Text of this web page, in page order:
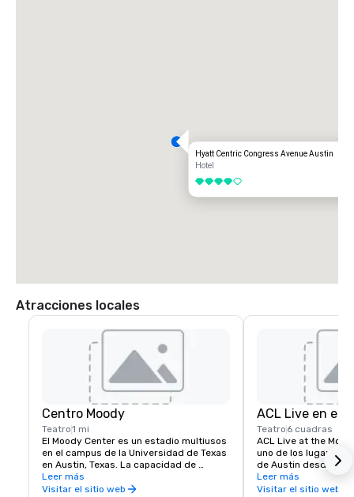
Hyatt Centric Congress Avenue Austin
Hotel
4 de 5
Atracciones locales
Centro Moody
Teatro1 mi
El Moody Center es un estadio multiusos
en el campus de la Universidad de Texas
en Austin, Texas. La capacidad de
asientos del estadio es de más de
15.000 asientos, en total.
Leer más
Visitar el sitio web
ACL Live en el
Teatro 6 cuadras
ACL Live at the
uno de los lugares
de Austin desde su
Sede del famoso
Austin City Limits y
Leer más
Visitar el sitio web